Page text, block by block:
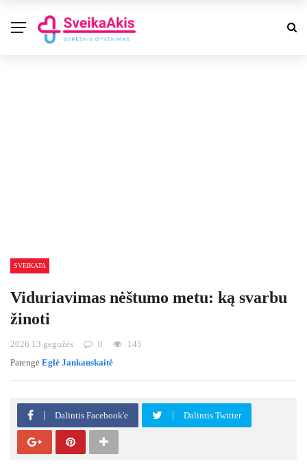
SVEIKATA
Viduriavimas nėštumo metu: ką svarbu
žinoti
2026 13 gegužės 0
145
Parengė Eglė Jankauskaitė
Dalintis Facebook'e Dalintis Twitter